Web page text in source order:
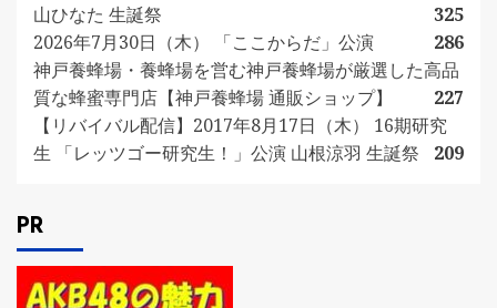
山ひなた 生誕祭
325
2026年7月30日（木） 「ここからだ」公演
286
神戸養蜂場・養蜂場を営む神戸養蜂場が厳選した高品
質な蜂蜜専門店【神戸養蜂場 通販ショップ】
227
【リバイバル配信】2017年8月17日（木） 16期研究
生 「レッツゴー研究生！」公演 山根涼羽 生誕祭
209
PR